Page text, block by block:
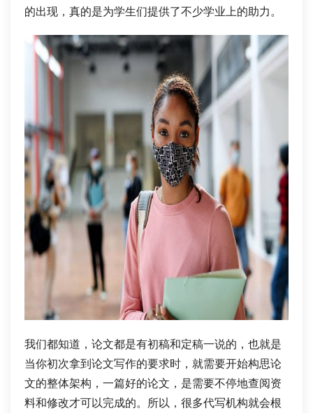
的出现，真的是为学生们提供了不少学业上的助力。
我们都知道，论文都是有初稿和定稿一说的，也就是
当你初次拿到论文写作的要求时，就需要开始构思论
文的整体架构，一篇好的论文，是需要不停地查阅资
料和修改才可以完成的。所以，很多代写机构就会根